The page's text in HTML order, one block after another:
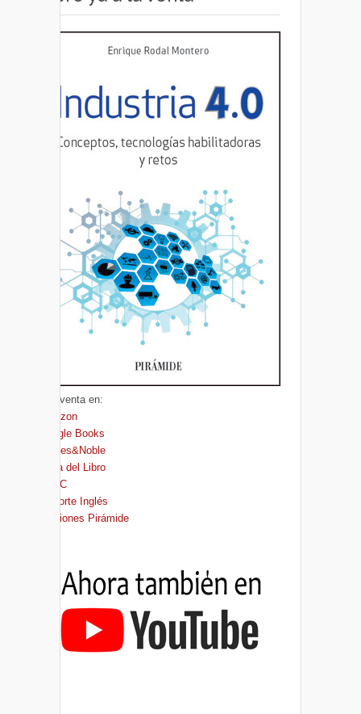
A la venta en:
Amazon
Google Books
Barnes&Noble
Casa del Libro
FNAC
El Corte Inglés
Ediciones Pirámide